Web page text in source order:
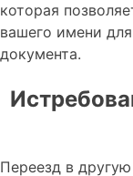
которая
вашего имени
документа.
Переезд в